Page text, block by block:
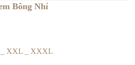
Bông Nhí
_ XXL _ XXXL